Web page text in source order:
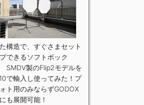
構造で、すぐさまセット
できるソフトボック
SMDV製のFlip2モデルを
で輸入し使ってみた！プ
ト用のみならずGODOX
も展開可能！